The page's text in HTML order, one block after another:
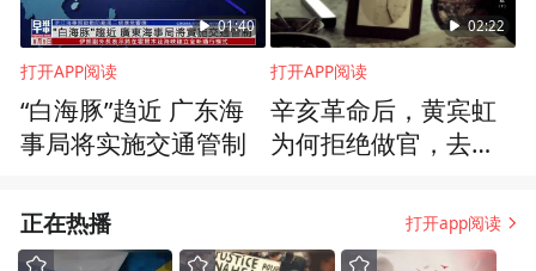
01:40
打开APP阅读
“白海豚”趋近 广东海
事局将实施交通管制
02:22
打开APP阅读
辛亥革命后，黄宾虹
为何拒绝做官，去开
正在热播 打开app阅读